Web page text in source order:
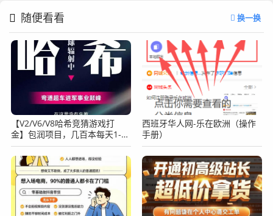
随便看看 换一换
【V2/V6/V8哈希竞猜游戏打
金】包润项目，几百本每天1-5
倍，24小时自动挂机！
西班牙华人网-乐在欧洲（操作
手册）